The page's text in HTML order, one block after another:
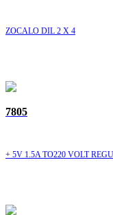
ZOCALO DIL 2 X 4
7805
+ 5V 1.5A TO220 VOLT